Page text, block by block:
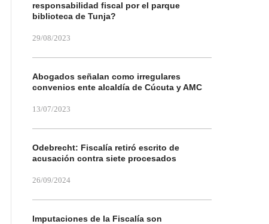
responsabilidad fiscal por el parque
biblioteca de Tunja?
29/08/2023
Abogados señalan como irregulares
convenios ente alcaldía de Cúcuta y AMC
13/07/2023
Odebrecht: Fiscalía retiró escrito de
acusación contra siete procesados
26/09/2024
Imputaciones de la Fiscalía son